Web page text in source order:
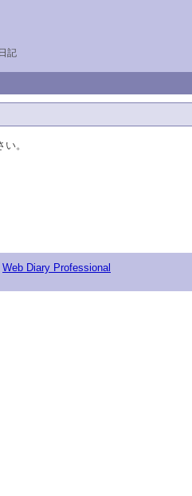
記
。
Web Diary Professional